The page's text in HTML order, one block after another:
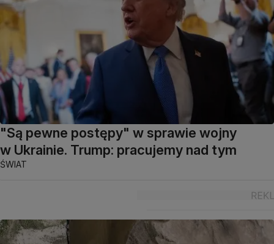
"Są pewne postępy" w sprawie wojny
w Ukrainie. Trump: pracujemy nad tym
ŚWIAT